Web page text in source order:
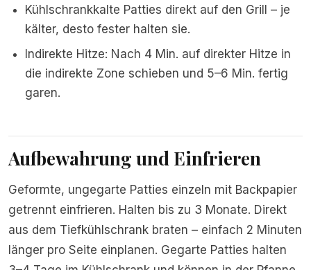
Kühlschrankkalte Patties direkt auf den Grill – je
kälter, desto fester halten sie.
Indirekte Hitze: Nach 4 Min. auf direkter Hitze in
die indirekte Zone schieben und 5–6 Min. fertig
garen.
Aufbewahrung und Einfrieren
Geformte, ungegarte Patties einzeln mit Backpapier
getrennt einfrieren. Halten bis zu 3 Monate. Direkt
aus dem Tiefkühlschrank braten – einfach 2 Minuten
länger pro Seite einplanen. Gegarte Patties halten